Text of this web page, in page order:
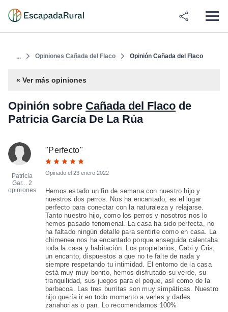
... Opiniones Cañada del Flaco Opinión Cañada del Flaco
« Ver más opiniones
Opinión sobre Cañada del Flaco de
Patricia García De La Rúa
Patricia
Gar... 2
opiniones
"Perfecto"
Opinado el 23 enero 2022
Hemos estado un fin de semana con nuestro hijo y
nuestros dos perros. Nos ha encantado, es el lugar
perfecto para conectar con la naturaleza y relajarse.
Tanto nuestro hijo, como los perros y nosotros nos lo
hemos pasado fenomenal. La casa ha sido perfecta, no
ha faltado ningún detalle para sentirte como en casa. La
chimenea nos ha encantado porque enseguida calentaba
toda la casa y habitación. Los propietarios, Gabi y Cris,
un encanto, dispuestos a que no te falte de nada y
siempre respetando tu intimidad. El entorno de la casa
está muy muy bonito, hemos disfrutado su verde, su
tranquilidad, sus juegos para el peque, así como de la
barbacoa. Las tres burritas son muy simpáticas. Nuestro
hijo quería ir en todo momento a verles y darles
zanahorias o pan. Lo recomendamos 100%